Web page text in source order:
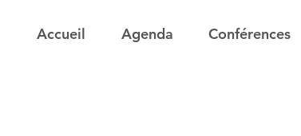
Accueil Agenda Conférences